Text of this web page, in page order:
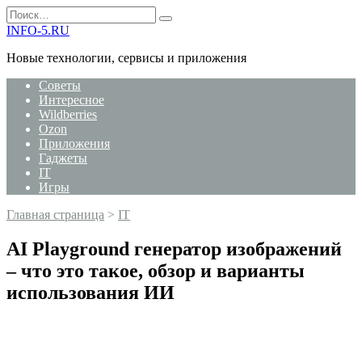
Перейти
к
Search
for:
INFO-5.RU
Новые технологии, сервисы и приложения
Советы
Интересное
Wildberries
Ozon
Приложения
Гаджеты
IT
Игры
Главная страница > IT
AI Playground генератор изображений
– что это такое, обзор и варианты
использования ИИ